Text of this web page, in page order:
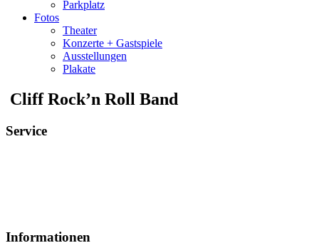
Parkplatz
Fotos
Theater
Konzerte + Gastspiele
Ausstellungen
Plakate
Cliff Rock’n Roll Band
Service
Informationen